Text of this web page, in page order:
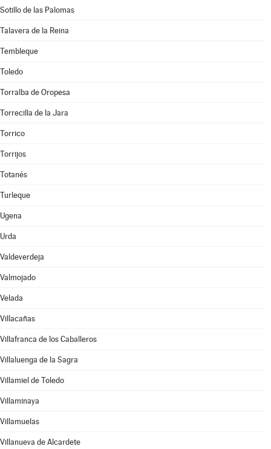
Sotillo de las Palomas
Talavera de la Reina
Tembleque
Toledo
Torralba de Oropesa
Torrecilla de la Jara
Torrico
Torrijos
Totanés
Turleque
Ugena
Urda
Valdeverdeja
Valmojado
Velada
Villacañas
Villafranca de los Caballeros
Villaluenga de la Sagra
Villamiel de Toledo
Villaminaya
Villamuelas
Villanueva de Alcardete